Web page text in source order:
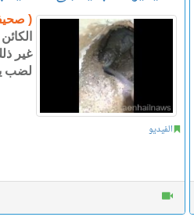
(
لضب
الفيديو